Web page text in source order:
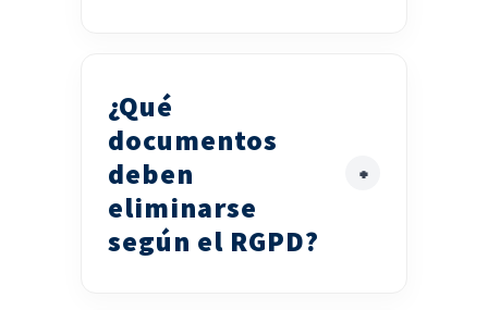
¿Qué
documentos
deben
eliminarse
según el RGPD?